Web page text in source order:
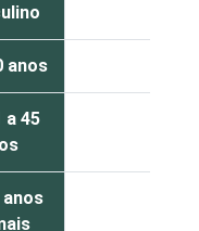
anos
a 45
anos